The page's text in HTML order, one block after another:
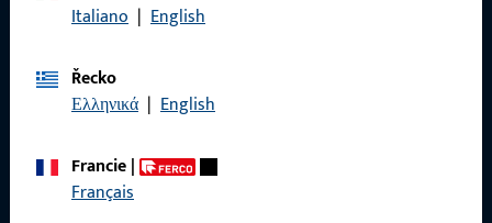
Italiano | English
Řecko
Ελληνικά | English
Francie|
Français
Právní informace